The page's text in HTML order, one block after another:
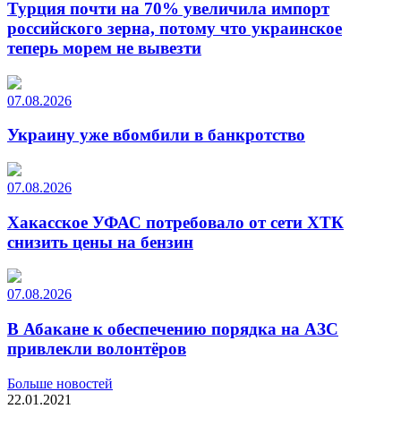
Турция почти на 70% увеличила импорт
российского зерна, потому что украинское
теперь морем не вывезти
07.08.2026
Украину уже вбомбили в банкротство
07.08.2026
Хакасское УФАС потребовало от сети ХТК
снизить цены на бензин
07.08.2026
В Абакане к обеспечению порядка на АЗС
привлекли волонтёров
Больше новостей
22.01.2021